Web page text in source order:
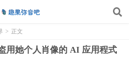
> 正文
用她个人肖像的 AI 应用程式